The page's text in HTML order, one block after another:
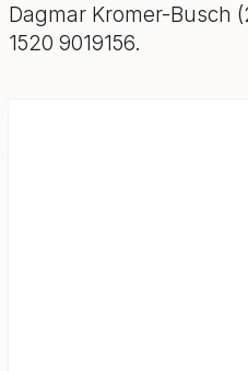
Dagmar Kromer-Busch
1520 9019156.